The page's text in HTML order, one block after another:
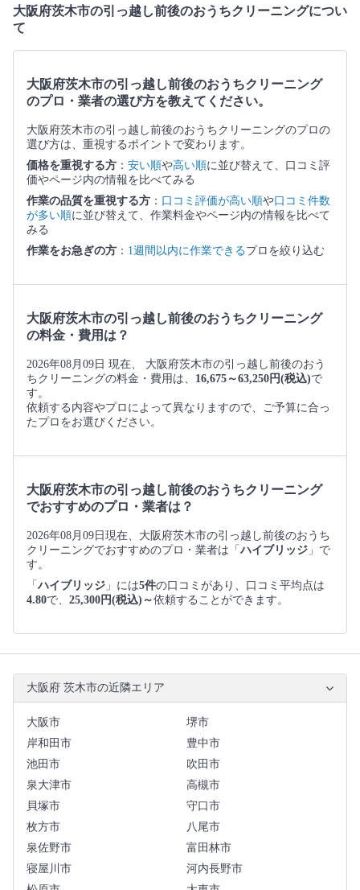
大阪府茨木市の引っ越し前後のおうちクリーニングについ
て
大阪府茨木市の引っ越し前後のおうちクリーニング
のプロ・業者の選び方を教えてください。
大阪府茨木市の引っ越し前後のおうちクリーニングのプロの
選び方は、重視するポイントで変わります。
価格を重視する方 ： 安い順や高い順に並び替えて、口コミ評
価やページ内の情報を比べてみる
作業の品質を重視する方 ： 口コミ評価が高い順や口コミ件数
が多い順に並び替えて、作業料金やページ内の情報を比べて
みる
作業をお急ぎの方 ： 1週間以内に作業できるプロを絞り込む
大阪府茨木市の引っ越し前後のおうちクリーニング
の料金・費用は？
2026年08月09日 現在、 大阪府茨木市の引っ越し前後のおう
ちクリーニングの料金・費用は、 16,675～63,250円(税込)で
す。
依頼する内容やプロによって異なりますので、ご予算に合っ
たプロをお選びください。
大阪府茨木市の引っ越し前後のおうちクリーニング
でおすすめのプロ・業者は？
2026年08月09日現在、大阪府茨木市の引っ越し前後のおうち
クリーニングでおすすめのプロ・業者は「ハイブリッジ 」で
す。
「ハイブリッジ 」には5件の口コミがあり、口コミ平均点は
4.80で、 25,300円(税込)～依頼することができます。
大阪府 茨木市の近隣エリア
大阪市
堺市
岸和田市
豊中市
池田市
吹田市
泉大津市
高槻市
貝塚市
守口市
枚方市
八尾市
泉佐野市
富田林市
寝屋川市
河内長野市